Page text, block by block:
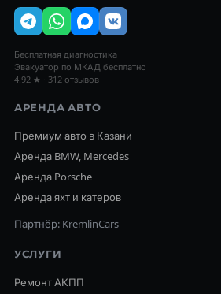
Бесплатная диагностика
Эвакуатор по МКАД бесплатно
4.92 ★ · 312 отзывов
АРЕНДА АВТО
Премиум авто в Казани
Аренда BMW, Mercedes
Аренда Porsche
Аренда яхт и катеров
Партнёр: KremlinCars
УСЛУГИ
Ремонт АКПП